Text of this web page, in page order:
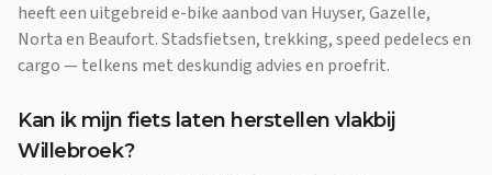
heeft een uitgebreid e-bike aanbod van Huyser, Gazelle,
Norta en Beaufort. Stadsfietsen, trekking, speed pedelecs en
cargo — telkens met deskundig advies en proefrit.
Kan ik mijn fiets laten herstellen vlakbij
Willebroek?